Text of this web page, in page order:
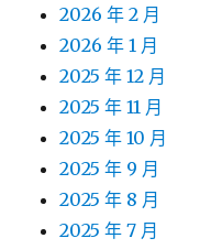
2026 年 2 月
2026 年 1 月
2025 年 12 月
2025 年 11 月
2025 年 10 月
2025 年 9 月
2025 年 8 月
2025 年 7 月